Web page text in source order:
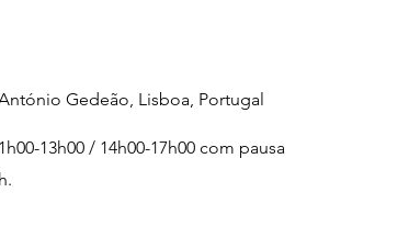
Gedeão, Lisboa, Portugal
13h00 / 14h00-17h00 com pausa